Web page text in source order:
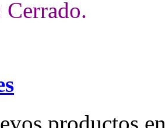
productos